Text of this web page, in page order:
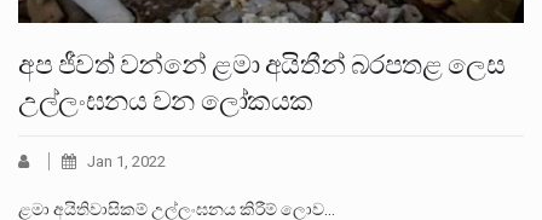
අප ජීවත් වන්නේ ළමා අයිතීන් බරපතළ ලෙස
උල්ලංඝනය වන ලෝකයක
Jan 1, 2022
ළමා අයිතිවාසිකම් උල්ලංඝනය කිරීම් ලොව…